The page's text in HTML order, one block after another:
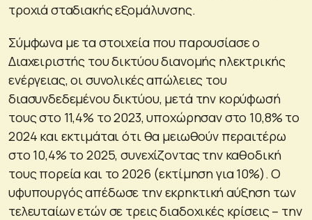
τροχιά σταδιακής εξομάλυνσης.
Σύμφωνα με τα στοιχεία που παρουσίασε ο
Διαχειριστής του δικτύου διανομής ηλεκτρικής
ενέργειας, οι συνολικές απώλειες του
διασυνδεδεμένου δικτύου, μετά την κορύφωσή
τους στο 11,4% το 2023, υποχώρησαν στο 10,8% το
2024 και εκτιμάται ότι θα μειωθούν περαιτέρω
στο 10,4% το 2025, συνεχίζοντας την καθοδική
τους πορεία και το 2026 (εκτίμηση για 10%). Ο
υφυπουργός απέδωσε την εκρηκτική αύξηση των
τελευταίων ετών σε τρεις διαδοχικές κρίσεις – την